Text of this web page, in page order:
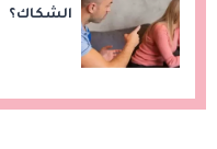
الشكاك؟